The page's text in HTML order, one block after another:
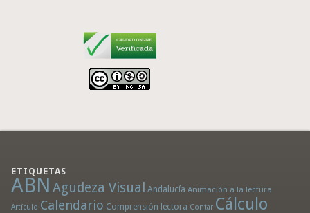
ETIQUETAS
ABN Agudeza Visual Andalucía Animación a la lectura
Artículo Calendario Comprensión lectora Contar Cálculo